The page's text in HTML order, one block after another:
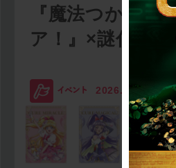
『魔法つかいプ
ア！』×謎付き
2026.08.03